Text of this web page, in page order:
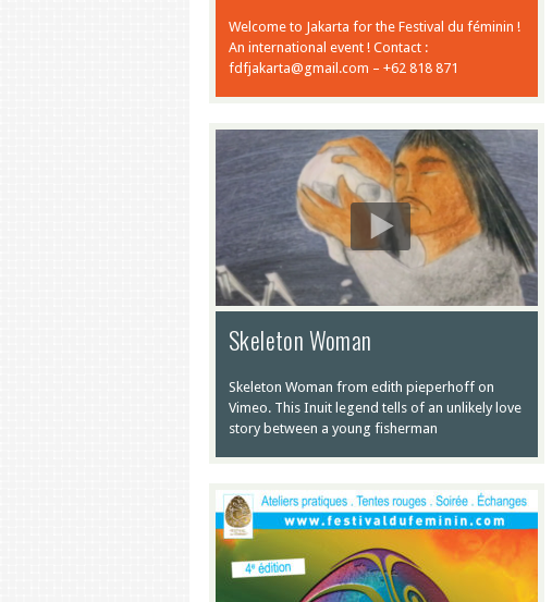
Welcome to Jakarta for the Festival du féminin !
An international event ! Contact :
fdfjakarta@gmail.com – +62 818 871
Skeleton Woman
Skeleton Woman from edith pieperhoff on
Vimeo. This Inuit legend tells of an unlikely love
story between a young fisherman